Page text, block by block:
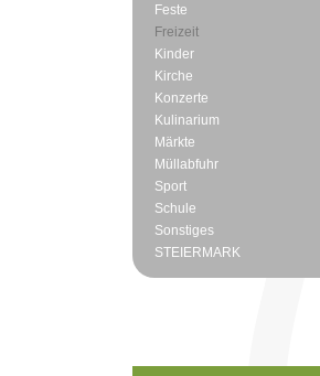
Feste
Freizeit
Kinder
Kirche
Konzerte
Kulinarium
Märkte
Müllabfuhr
Sport
Schule
Sonstiges
STEIERMARK